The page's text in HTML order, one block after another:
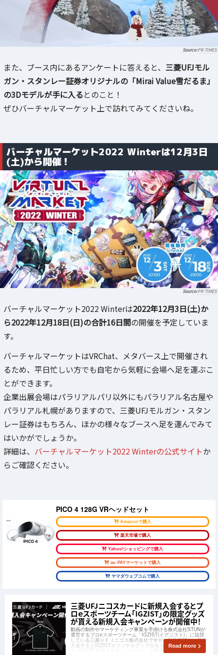
PR TIMES
また、ブース内にあるアンケートに答えると、 三菱UFJモル
ガン・スタンレー証券オリジナルの「Mirai Value雪だるま」
の3Dモデルが手に入るとのこと！
ぜひバーチャルマーケット上で訪れてみてくださいね。
バーチャルマーケット2022 Winterは12月3日
(土)から開催！
PR TIMES
バーチャルマーケット2022 Winterは2022年12月3日(土)か
ら2022年12月18日(日)の合計16日間の開催を予定していま
す。
バーチャルマーケットはVRChat、メタバース上で開催され
るため、平日忙しい方でも自宅から気軽に会場へ足を運ぶこ
とができます。
企業出展会場はパラリアルパリ以外にもパラリアル名古屋や
パラリアル札幌がありますので、三菱UFJモルガン・スタン
レー証券はもちろん、ほかの様々なブースへ足を運んでみて
はいかがでしょうか。
詳細は、 バーチャルマーケット2022 Winterの公式サイトか
らご確認ください。
PICO 4 128G VRヘッドセット
Amazonで購入
楽天市場で購入
Yahoo!ショッピングで購入
au PAYマーケットで購入
ヤマダウェブコムで購入
三菱UFJニコスカードに新規入会するとプ
ロｅスポーツチーム「IGZIST」の限定グッズ
が貰える新規入会キャンペーンが開催中！
動画の制作やマーケティング事業を手掛ける株式会社STUNが
運営するプロeスポーツチーム「IGZIST(イグジスト)」に協賛
している三菱ＵＦＪニコス株式会社ですが、対象期間中に新規
入会するとIGZISTオリジナルグッズがもらえる「三菱UFJカー
ド×IGZIST 新規入会キャンペーン」が開催中です！
Read more